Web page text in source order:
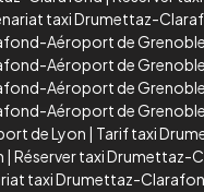
taxi Drumettaz-
Aéroport de Grenoble
Aéroport de Grenoble
Aéroport de Grenoble
Aéroport de Grenoble
de Lyon | Tarif taxi
| Réserver taxi
taxi Drumettaz-